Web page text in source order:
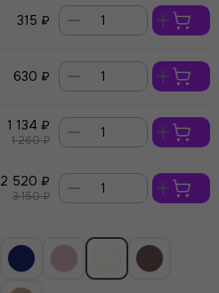
315 ₽
630 ₽
1 134 ₽
1 260 ₽
2 520 ₽
3 150 ₽